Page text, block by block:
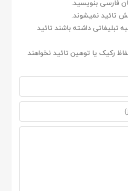
فارسی بنویسید.
تائید نمیشوند.
تبلیغاتی داشته باشند تائید
رکیک یا توهین تائید نخواهند